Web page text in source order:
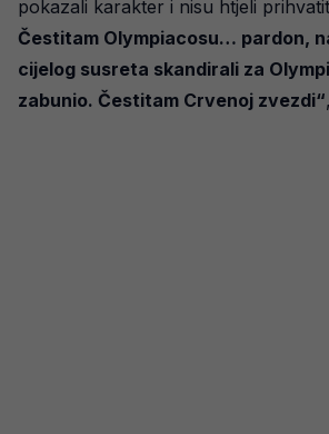
pokazali karakter i nisu htjeli
Čestitam Olympiacosu… pardon,
cijelog susreta skandirali za
zabunio. Čestitam Crvenoj zvezdi“